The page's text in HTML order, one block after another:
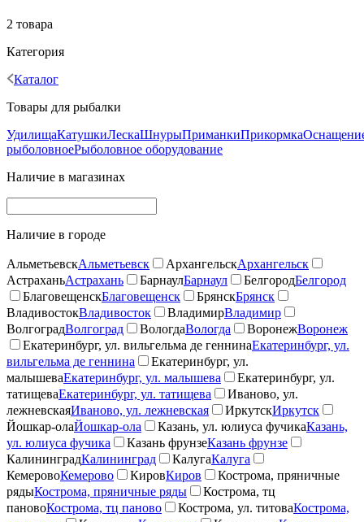
2 товара
Категория
Каталог
Товары для рыбалки
УдилищаКатушкиЛескаШнурыПриманкиПрикормка
рыболовноеРыболовное оборудование
Наличие в магазинах
Наличие в городе
АльметьевскАльметьевск АрхангельскАрхангельск
АстраханьАстрахань БарнаулБарнаул БелгородБелгород
БлаговещенскБлаговещенск БрянскБрянск
ВладивостокВладивосток ВладимирВладимир
ВолгоградВолгоград ВологдаВологда ВоронежВоронеж
Екатеринбург, ул. вильгельма де геннинаЕкатеринбург, ул.
вильгельма де геннина
Екатеринбург, ул.
малышеваЕкатеринбург, ул. малышева
Екатеринбург, ул.
татищеваЕкатеринбург, ул. татищева
Иваново, ул.
лежневскаяИваново, ул. лежневская ИркутскИркутск
Йошкар-олаЙошкар-ола Казань, ул. юлиуса фучикаКазань,
ул. юлиуса фучика
Казань фрунзеКазань фрунзе
КалининградКалининград КалугаКалуга
КемеровоКемерово КировКиров
Кострома, пряничные
рядыКострома, пряничные ряды
Кострома, тц
пановоКострома, тц паново Кострома, ул. титоваКострома,